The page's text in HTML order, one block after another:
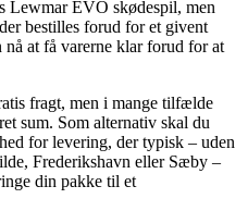
Lewmar EVO skødespil, men
bestilles forud for et givent
at få varerne klar forud for at
fragt, men i mange tilfælde
sum. Som alternativ skal du
for levering, der typisk – uden
Frederikshavn eller Sæby –
din pakke til et